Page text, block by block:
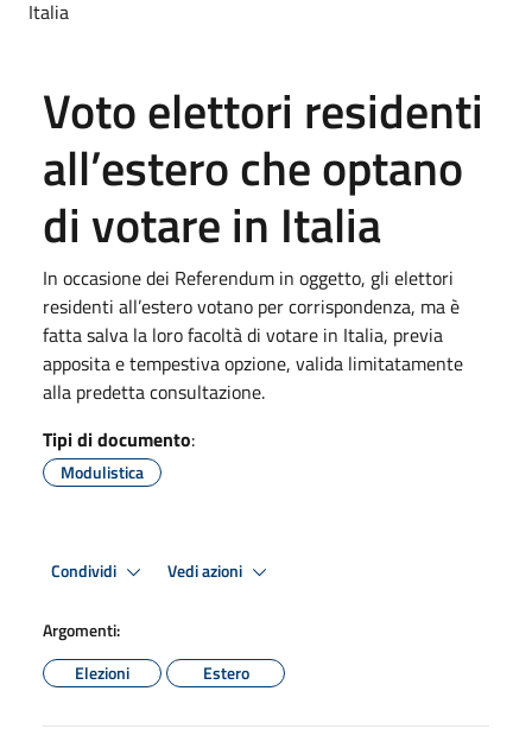
Italia
Voto elettori residenti
all’estero che optano
di votare in Italia
In occasione dei Referendum in oggetto, gli elettori
residenti all’estero votano per corrispondenza, ma è
fatta salva la loro facoltà di votare in Italia, previa
apposita e tempestiva opzione, valida limitatamente
alla predetta consultazione.
Tipi di documento:
Modulistica
Condividi Vedi azioni
Argomenti:
Elezioni
Estero